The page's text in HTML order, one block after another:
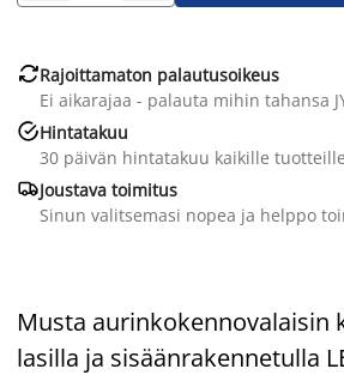
Rajoittamaton palautusoikeus
Ei aikarajaa - palauta mihin tahansa
Hintatakuu
30 päivän hintatakuu kaikille tuotteille
Joustava toimitus
Sinun valitsemasi nopea ja helppo
Musta aurinkokennovalaisin
lasilla ja sisäänrakennetulla